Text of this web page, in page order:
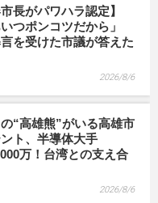
長がパワハラ認定】
つポンコツだから」
言を受けた市議が答えた
2026/8/6
“高雄熊”がいる高雄市
ト、半導体大手
万！台湾との支え合
2026/8/6